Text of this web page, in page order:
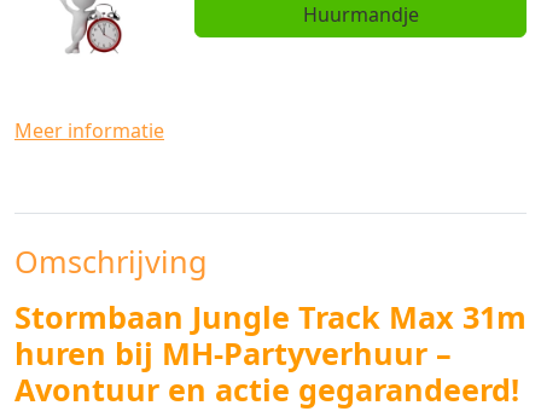
Omschrijving
Stormbaan Jungle Track Max 31m
huren bij MH-Partyverhuur –
Avontuur en actie gegarandeerd!
Huurmandje
Meer informatie